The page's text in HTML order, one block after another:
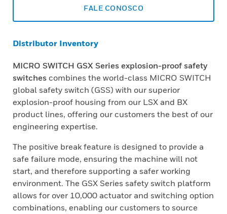
FALE CONOSCO
Distributor Inventory
MICRO SWITCH GSX Series explosion-proof safety
switches combines the world-class MICRO SWITCH
global safety switch (GSS) with our superior
explosion-proof housing from our LSX and BX
product lines, offering our customers the best of our
engineering expertise.
The positive break feature is designed to provide a
safe failure mode, ensuring the machine will not
start, and therefore supporting a safer working
environment. The GSX Series safety switch platform
allows for over 10,000 actuator and switching option
combinations, enabling our customers to source